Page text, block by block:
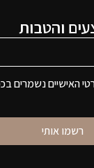
והטבות
האישיים נשמרים
רשמו אותי